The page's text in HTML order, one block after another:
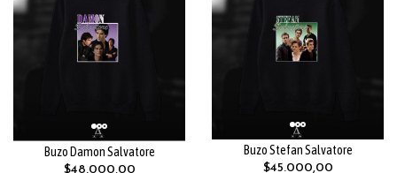
Buzo Damon Salvatore
$48.000,00
Buzo Stefan Salvatore
$45.000,00